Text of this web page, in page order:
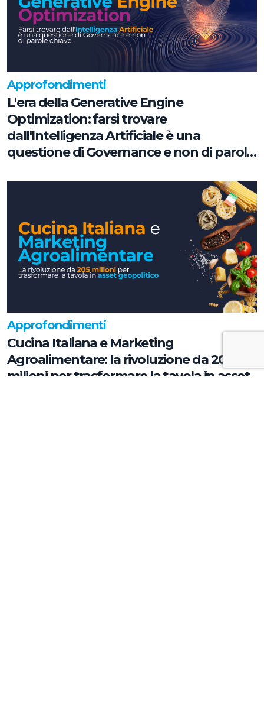
Approfondimenti
L'era della Generative Engine
Optimization: farsi trovare
dall'Intelligenza Artificiale è una
questione di Governance e non di parole
Approfondimenti
Cucina Italiana e Marketing
Agroalimentare: la rivoluzione da 205
milioni per trasformare la tavola in asset